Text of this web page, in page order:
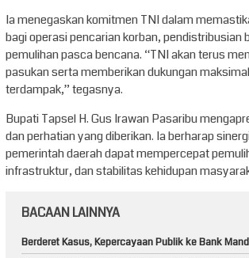
Ia menegaskan komitmen TNI dalam
bagi operasi pencarian korban, pendistribusian
pemulihan pasca bencana. “TNI akan terus
pasukan serta memberikan dukungan
terdampak,” tegasnya.
Bupati Tapsel H. Gus Irawan Pasaribu
dan perhatian yang diberikan. Ia berharap
pemerintah daerah dapat mempercepat
infrastruktur, dan stabilitas kehidupan
BACAAN LAINNYA
Berderet Kasus, Kepercayaan Publik ke Bank